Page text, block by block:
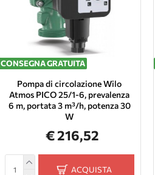
CONSEGNA GRATUITA
Pompa di circolazione Wilo
Atmos PICO 25/1-6, prevalenza
6 m, portata 3 m³/h, potenza 30
W
€ 216,52
ACQUISTA